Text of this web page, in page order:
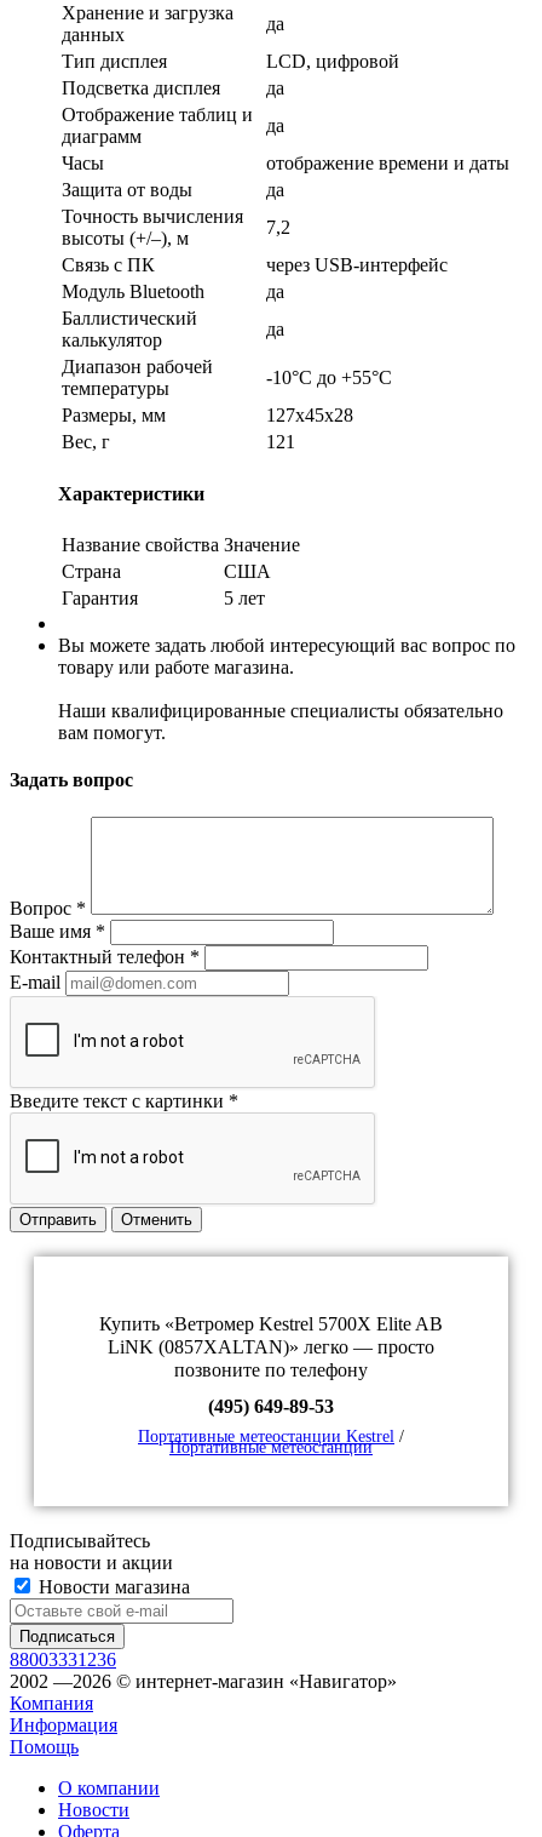
Хранение и загрузка
данных
да
Тип дисплея
LCD, цифровой
Подсветка дисплея
да
Отображение таблиц и
диаграмм
да
Часы
отображение времени и даты
Защита от воды
да
Точность вычисления
высоты (+/–), м
7,2
Связь с ПК
через USB-интерфейс
Модуль Bluetooth
да
Баллистический
калькулятор
да
Диапазон рабочей
температуры
-10°C до +55°C
Размеры, мм
127x45x28
Вес, г
121
Характеристики
Название свойства Значение
Страна
США
Гарантия
5 лет
Вы можете задать любой интересующий вас вопрос по
товару или работе магазина.
Наши квалифицированные специалисты обязательно
вам помогут.
Задать вопрос
Вопрос *
Ваше имя *
Контактный телефон *
E-mail
Введите текст с картинки *
Отправить Отменить
Купить «Ветромер Kestrel 5700X Elite AB
LiNK (0857XALTAN)» легко — просто
позвоните по телефону
(495) 649-89-53
Портативные метеостанции Kestrel /
Портативные метеостанции
Подписывайтесь
на новости и акции
Новости магазина
88003331236
2002 —2026 © интернет-магазин «Навигатор»
Компания
Информация
Помощь
О компании
Новости
Оферта